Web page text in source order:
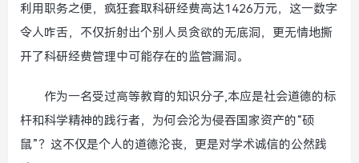
利用职务之便，疯狂套取科研经费高达1426万元，这一数字
令人咋舌，不仅折射出个别人员贪欲的无底洞，更无情地撕
开了科研经费管理中可能存在的监管漏洞。
作为一名受过高等教育的知识分子,本应是社会道德的标
杆和科学精神的践行者，为何会沦为侵吞国家资产的“硕
鼠”？这不仅是个人的道德沦丧，更是对学术诚信的公然践